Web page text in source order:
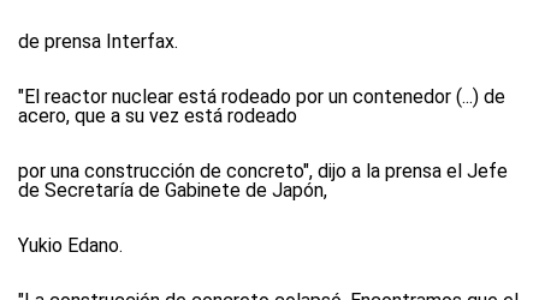
de prensa Interfax.
"El reactor nuclear está rodeado por un contenedor (...) de
acero, que a su vez está rodeado
por una construcción de concreto", dijo a la prensa el Jefe
de Secretaría de Gabinete de Japón,
Yukio Edano.